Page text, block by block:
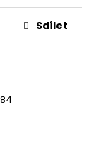
Sdílet